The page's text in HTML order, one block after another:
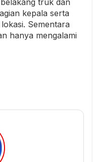
truk dan
kepala serta
Sementara
hanya mengalami